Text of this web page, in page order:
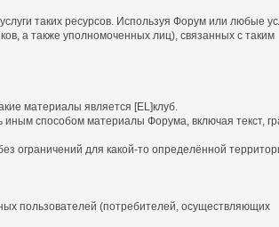
таких ресурсов. Используя Форум или любые
а также уполномоченных лиц), связанных с таким
материалы является [EL]клуб.
способом материалы Форума, включая текст,
ограничений для какой-то определённой
пользователей (потребителей, осуществляющих